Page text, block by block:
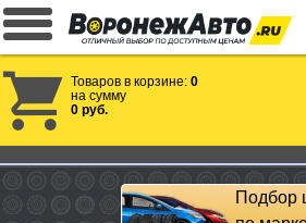
Товаров в корзине: 0
на сумму
0 руб.
Подбор